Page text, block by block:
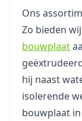
Ons
Zo bieden
bouwplaat
hij naast
isolerende
bouwplaat